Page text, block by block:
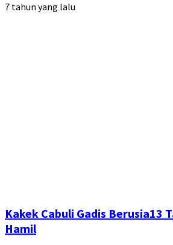
7 tahun yang lalu
Kakek Cabuli Gadis Berusia13
Hamil